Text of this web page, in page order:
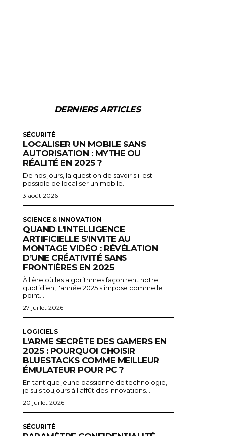
DERNIERS ARTICLES
SÉCURITÉ
LOCALISER UN MOBILE SANS
AUTORISATION : MYTHE OU
RÉALITÉ EN 2025 ?
De nos jours, la question de savoir s'il est
possible de localiser un mobile...
3 août 2026
SCIENCE & INNOVATION
QUAND L’INTELLIGENCE
ARTIFICIELLE S’INVITE AU
MONTAGE VIDÉO : RÉVÉLATION
D’UNE CRÉATIVITÉ SANS
FRONTIÈRES EN 2025
À l'ère où les algorithmes façonnent notre
quotidien, l'année 2025 s'impose comme le
point...
27 juillet 2026
LOGICIELS
L’ARME SECRÈTE DES GAMERS EN
2025 : POURQUOI CHOISIR
BLUESTACKS COMME MEILLEUR
ÉMULATEUR POUR PC ?
En tant que jeune passionné de technologie,
je suis toujours à l'affût des innovations...
20 juillet 2026
SÉCURITÉ